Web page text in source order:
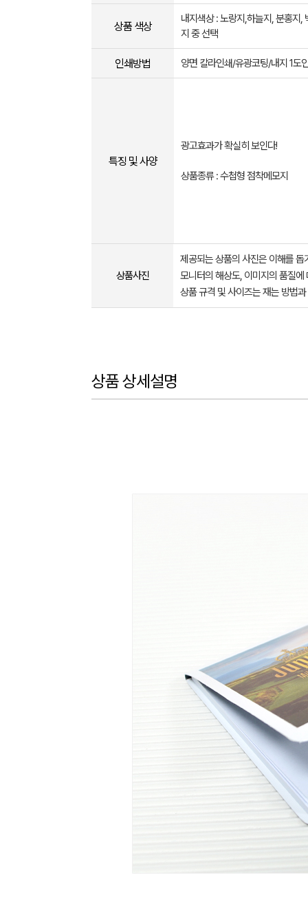
상품 색상
내지색상 : 노랑지,하늘지, 분홍지,
지 중 선택
인쇄방법 양면 칼라인쇄/유광코팅/내지 1도
특징 및 사양
광고효과가 확실히 보인다!
상품종류 : 수첩형 점착메모지
상품사진
제공되는 상품의 사진은 이해를
모니터의 해상도, 이미지의 품질
상품 규격 및 사이즈는 재는 방법
상품 상세설명